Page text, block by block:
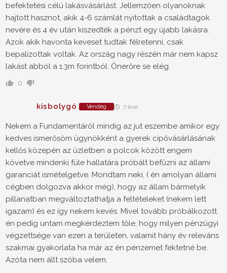
befektetési célú lakásvásárlást. Jellemzően olyanoknak
hajtott hasznot, akik 4-6 számlát nyitottak a családtagok
nevére és 4 év után kiszedték a pénzt egy újabb lakásra.
Azok akik havonta keveset tudtak félretenni, csak
bepalizottak voltak. Az ország nagy részén már nem kapsz
lakást abból a 1.3m forintból. Önerőre se elég.
0
kisbolygó Vendég 7 éve
Nekem a Fundamentáról mindig az jut eszembe amikor egy
kedves ismerősöm ügynökként a gyerek cipővásárlásának
kellős közepén az üzletben a polcok között engem
követve mindenki füle hallatára próbált befűzni az állami
garanciát ismételgetve. Mondtam neki, ( én amolyan állami
cégben dolgozva akkor még), hogy az állam bármelyik
pillanatban megváltoztathatja a feltételeket (nekem lett
igazam) és ez így nekem kevés. Mivel tovább próbálkozott
én pedig untam megkérdeztem tőle, hogy milyen pénzügyi
végzettsége van ezen a területen, valamit hány év releváns
szakmai gyakorlata ha már az én pénzemet fektetné be.
Azóta nem állt szóba velem.